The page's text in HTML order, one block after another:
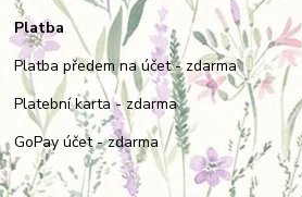
Platba
Platba předem na účet - zdarma
Platební karta - zdarma
GoPay účet - zdarma